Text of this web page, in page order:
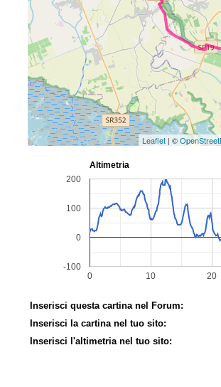
Leaflet | ©
Inserisci questa cartina nel Forum:
Inserisci la cartina nel tuo sito:
Inserisci l'altimetria nel tuo sito: